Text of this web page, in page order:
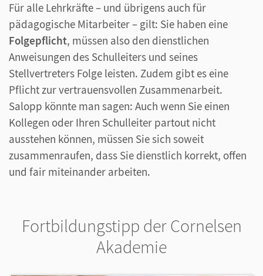
Für alle Lehrkräfte – und übrigens auch für
pädagogische Mitarbeiter – gilt: Sie haben eine
Folgepflicht, müssen also den dienstlichen
Anweisungen des Schulleiters und seines
Stellvertreters Folge leisten. Zudem gibt es eine
Pflicht zur vertrauensvollen Zusammenarbeit.
Salopp könnte man sagen: Auch wenn Sie einen
Kollegen oder Ihren Schulleiter partout nicht
ausstehen können, müssen Sie sich soweit
zusammenraufen, dass Sie dienstlich korrekt, offen
und fair miteinander arbeiten.
Fortbildungstipp der Cornelsen
Akademie